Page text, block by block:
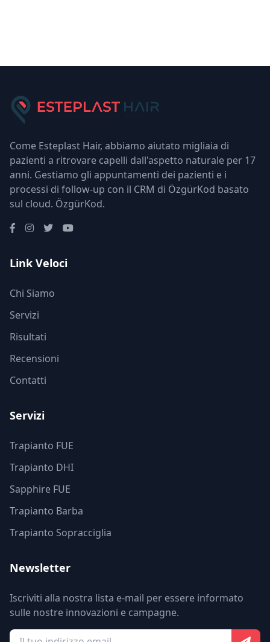
Come Esteplast Hair, abbiamo aiutato migliaia di
pazienti a ritrovare capelli dall'aspetto naturale per 17
anni. Gestiamo gli appuntamenti dei pazienti e i
processi di follow-up con il CRM di ÖzgürKod basato
sul cloud. ÖzgürKod.
Link Veloci
Chi Siamo
Servizi
Risultati
Recensioni
Contatti
Servizi
Trapianto FUE
Trapianto DHI
Sapphire FUE
Trapianto Barba
Trapianto Sopracciglia
Newsletter
Iscriviti alla nostra lista e-mail per essere informato
sulle nostre innovazioni e campagne.